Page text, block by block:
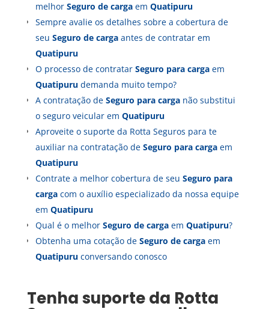
melhor Seguro de cargaem Quatipuru
Sempre avalie os detalhes sobre a cobertura de
seu Seguro de cargaantes de contratar em
Quatipuru
O processo de contratar Seguro para cargaem
Quatipurudemanda muito tempo?
A contratação de Seguro para carganão substitui
o seguro veicular em Quatipuru
Aproveite o suporte da Rotta Seguros para te
auxiliar na contratação de Seguro para cargaem
Quatipuru
Contrate a melhor cobertura de seu Seguro para
cargacom o auxílio especializado da nossa equipe
em Quatipuru
Qual é o melhor Seguro de cargaem Quatipuru?
Obtenha uma cotação de Seguro de cargaem
Quatipuruconversando conosco
Tenha suporte da Rotta